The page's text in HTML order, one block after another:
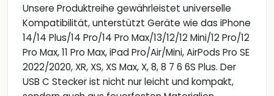
Unsere Produktreihe gewährleistet universelle
Kompatibilität, unterstützt Geräte wie das iPhone
14/14 Plus/14 Pro/14 Pro Max/13/12/12 Mini/12 Pro/12
Pro Max, 11 Pro Max, iPad Pro/Air/Mini, AirPods Pro SE
2022/2020, XR, XS, XS Max, X, 8, 8 7 6 6S Plus. Der
USB C Stecker ist nicht nur leicht und kompakt,